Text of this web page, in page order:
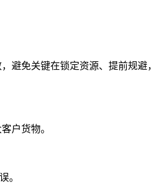
免关键在锁定资源、提前规避
户货物。
。